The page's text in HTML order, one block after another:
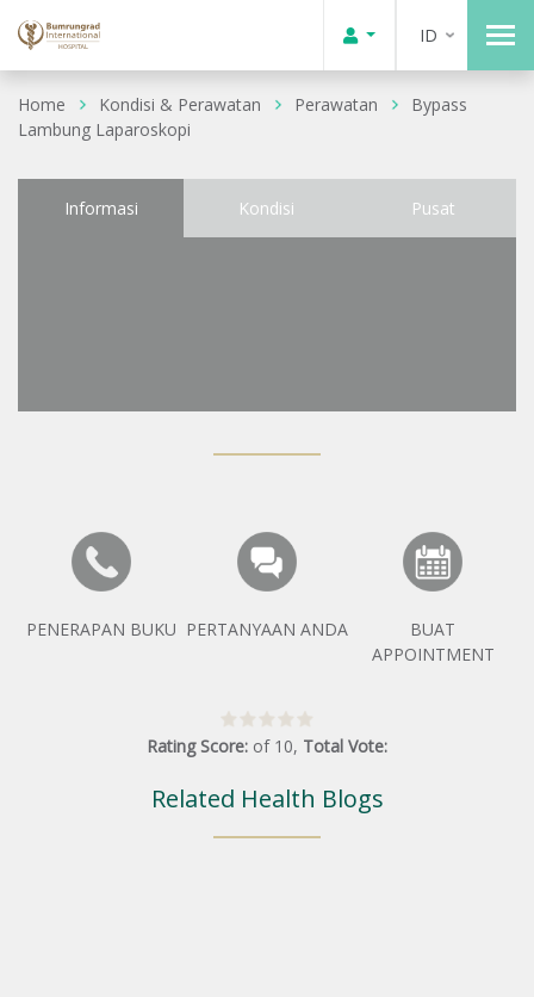
ID
Home Kondisi & Perawatan Perawatan
Bypass
Lambung Laparoskopi
Informasi Kondisi Pusat
PENERAPAN BUKU PERTANYAAN ANDA
BUAT
APPOINTMENT
Rating Score: of 10, Total Vote:
Related Health Blogs